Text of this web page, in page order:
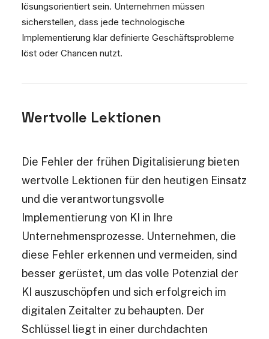
lösungsorientiert sein. Unternehmen müssen
sicherstellen, dass jede technologische
Implementierung klar definierte Geschäftsprobleme
löst oder Chancen nutzt.
Wertvolle Lektionen
Die Fehler der frühen Digitalisierung bieten
wertvolle Lektionen für den heutigen Einsatz
und die verantwortungsvolle
Implementierung von KI in Ihre
Unternehmensprozesse. Unternehmen, die
diese Fehler erkennen und vermeiden, sind
besser gerüstet, um das volle Potenzial der
KI auszuschöpfen und sich erfolgreich im
digitalen Zeitalter zu behaupten. Der
Schlüssel liegt in einer durchdachten